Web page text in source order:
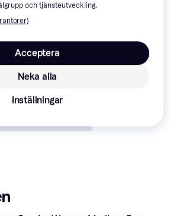
och tjänsteutveckling.
Neka alla
Acceptera
Inställningar